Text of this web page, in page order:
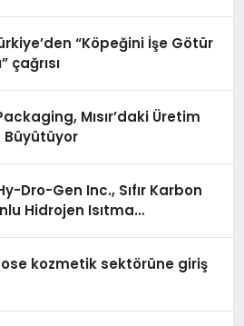
“Köpeğini İşe Götür
çağrısı
Mısır’daki Üretim
Büyütüyor
Dro-Gen Inc., Sıfır Karbon
Hidrojen Isıtma
kozmetik sektörüne giriş